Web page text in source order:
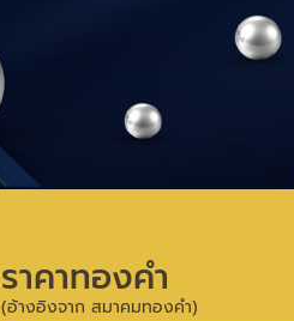
ราคาทองคำ
(อ้างอิงจาก สมาคมทองคำ)